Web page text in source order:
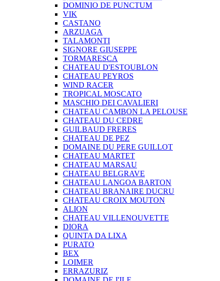
DOMINIO DE PUNCTUM
VIK
CASTANO
ARZUAGA
TALAMONTI
SIGNORE GIUSEPPE
TORMARESCA
CHATEAU D'ESTOUBLON
CHATEAU PEYROS
WIND RACER
TROPICAL MOSCATO
MASCHIO DEI CAVALIERI
CHATEAU CAMBON LA PELOUSE
CHATEAU DU CEDRE
GUILBAUD FRERES
CHATEAU DE PEZ
DOMAINE DU PERE GUILLOT
CHATEAU MARTET
CHATEAU MARSAU
CHATEAU BELGRAVE
CHATEAU LANGOA BARTON
CHATEAU BRANAIRE DUCRU
CHATEAU CROIX MOUTON
ALION
CHATEAU VILLENOUVETTE
DIORA
QUINTA DA LIXA
PURATO
BEX
LOIMER
ERRAZURIZ